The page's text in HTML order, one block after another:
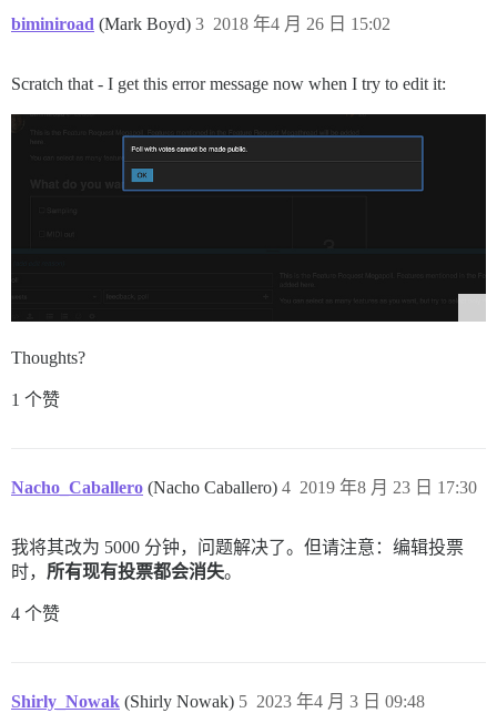
biminiroad (Mark Boyd) 2018 年4 月 26 日 15:02
3
Scratch that - I get this error message now when I try to edit it:
Thoughts?
1 个赞
Nacho_Caballero (Nacho Caballero) 2019 年8 月 23 日 17:30
4
我将其改为 5000 分钟，问题解决了。但请注意：编辑投票
时， 所有现有投票都会消失。
4 个赞
Shirly_Nowak (Shirly Nowak) 2023 年4 月 3 日 09:48
5